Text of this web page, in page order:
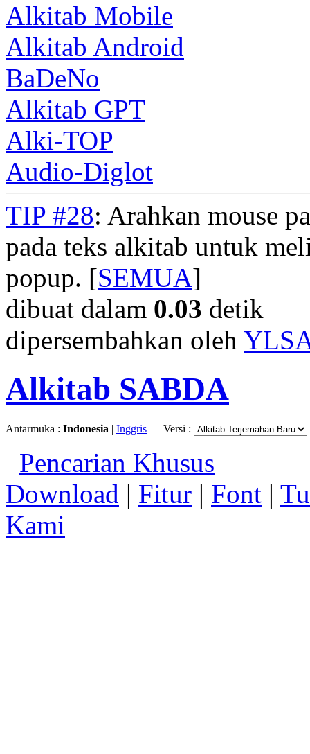
Alkitab Mobile
Alkitab Android
BaDeNo
Alkitab GPT
Alki-TOP
Audio-Diglot
TIP #28: Arahkan mouse
pada teks alkitab untuk
popup. [SEMUA]
dibuat dalam 0.03 detik
dipersembahkan oleh
Alkitab SABDA
Antarmuka : Indonesia | Inggris Versi :
Pencarian Khusus
Download | Fitur | Font |
Kami